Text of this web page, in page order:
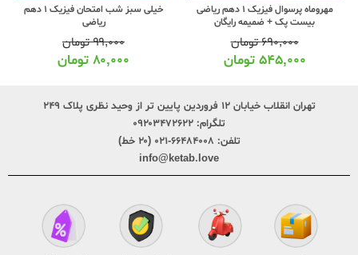
مهروماه پرسوال فیزیک 1 دهم ریاضی
بیست پک + ضمیمه رایگان
۶۹۰,۰۰۰تومان
۵۴۵,۰۰۰ تومان
خیلی سبز شب امتحان فیزیک 1 دهم
ریاضی
۹۹,۰۰۰تومان
۸۰,۰۰۰ تومان
تهران انقلاب خیابان ۱۲ فروردین پایین تر از وحید نظری پلاک ۲۴۹
تلگرام: ۰۹۲۰۳۴۷۲۶۲۲
تلفن: ۶۶۴۸۴۰۰۸-۰۲۱ (۲۰ خط)
info@ketab.love